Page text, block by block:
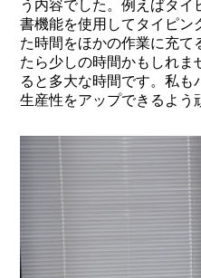
う内容でした。例えばタ
書機能を使用してタイピン
た時間をほかの作業に充て
たら少しの時間かもしれま
ると多大な時間です。私も
生産性をアップできるよう